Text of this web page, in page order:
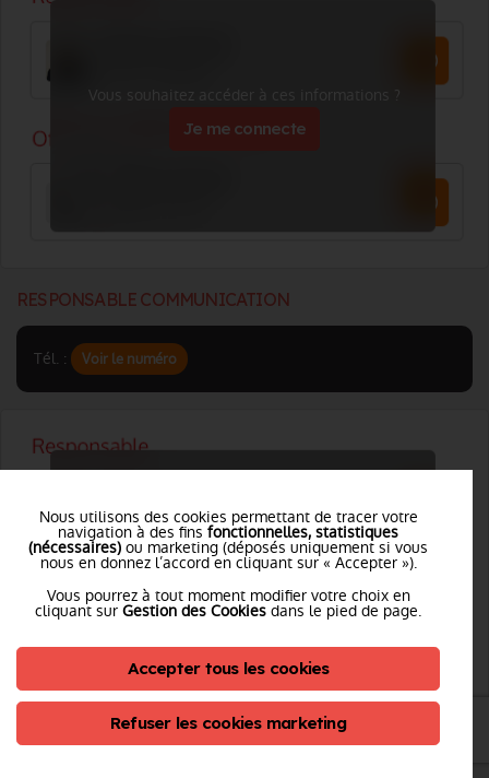
Vous souhaitez accéder à ces informations ?
Je me connecte
RESPONSABLE COMMUNICATION
Tél. : Voir le numéro
Vous souhaitez accéder à ces informations ?
RESPONSABLE JURIDIQUE
Nous utilisons des cookies permettant de tracer votre
navigation à des fins fonctionnelles, statistiques
(nécessaires) ou marketing (déposés uniquement si vous
nous en donnez l’accord en cliquant sur « Accepter »).
Vous pourrez à tout moment modifier votre choix en
cliquant sur Gestion des Cookies dans le pied de page.
Accepter tous les cookies
Refuser les cookies marketing